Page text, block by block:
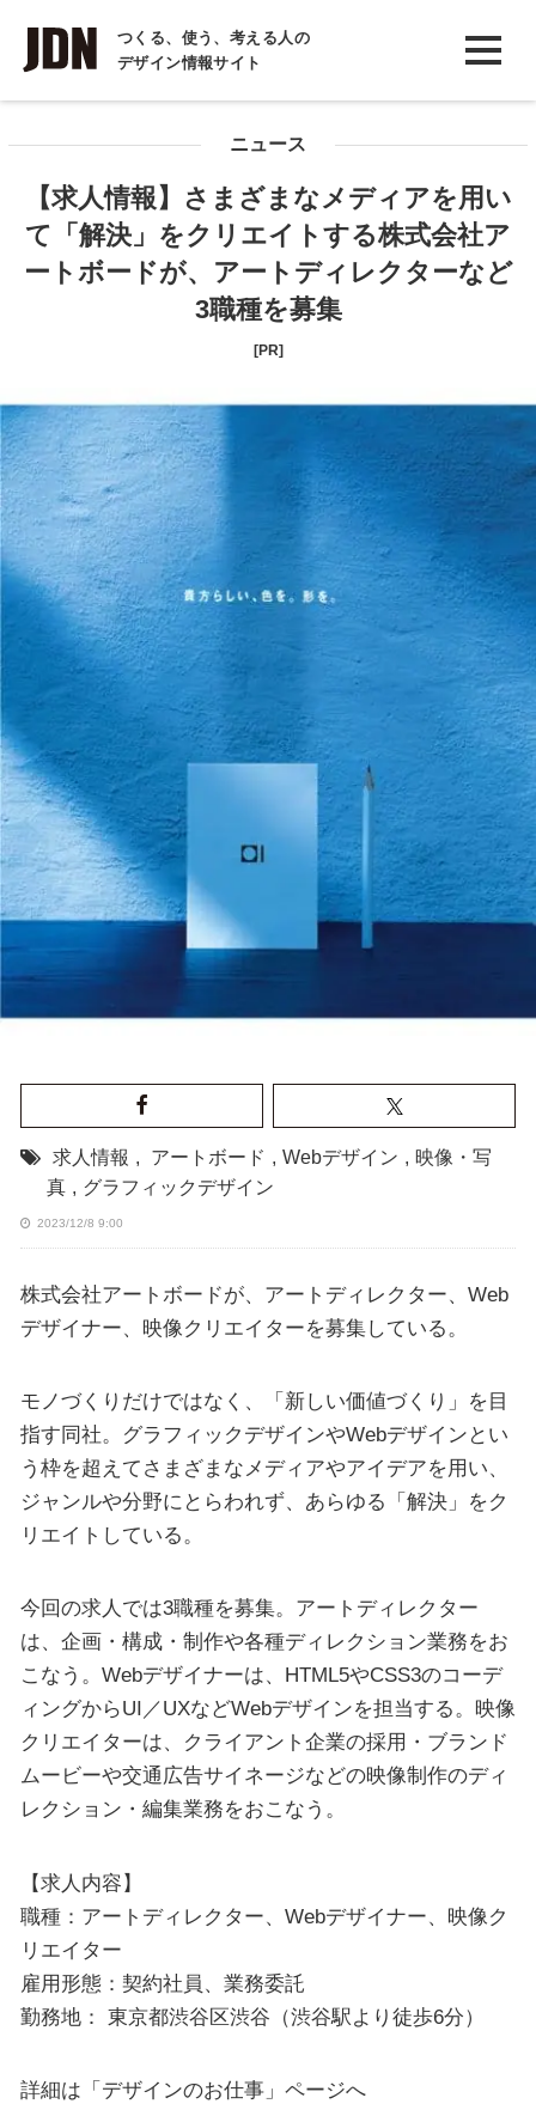
つくる、使う、考える人の
デザイン情報サイト
INTERVIEW
インタビュー
COLUMN
コラム
ニュース
【求人情報】さまざまなメディアを用い
て「解決」をクリエイトする株式会社ア
ートボードが、アートディレクターなど
3職種を募集
[PR]
求人情報 , アートボード , Webデザイン , 映像・写
真 , グラフィックデザイン
2023/12/8 9:00
株式会社アートボードが、アートディレクター、Web
デザイナー、映像クリエイターを募集している。
モノづくりだけではなく、「新しい価値づくり」を目
指す同社。グラフィックデザインやWebデザインとい
う枠を超えてさまざまなメディアやアイデアを用い、
ジャンルや分野にとらわれず、あらゆる「解決」をク
リエイトしている。
今回の求人では3職種を募集。アートディレクター
は、企画・構成・制作や各種ディレクション業務をお
こなう。Webデザイナーは、HTML5やCSS3のコーデ
ィングからUI／UXなどWebデザインを担当する。映像
クリエイターは、クライアント企業の採用・ブランド
ムービーや交通広告サイネージなどの映像制作のディ
レクション・編集業務をおこなう。
【求人内容】
職種：アートディレクター、Webデザイナー、映像ク
リエイター
雇用形態：契約社員、業務委託
勤務地： 東京都渋谷区渋谷（渋谷駅より徒歩6分）
詳細は「デザインのお仕事」ページへ